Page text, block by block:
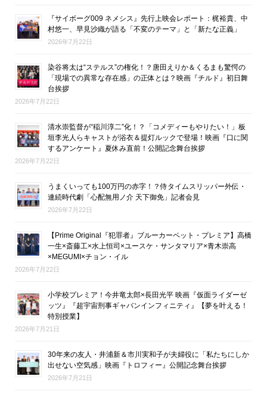
『サイボーグ009 ネメシス』先行上映会レポート：梶裕貴、中
村悠一、早見沙織が語る「不変のテーマ」と「新たな正義」
2026年7月22日
染谷将太は“ステルス”の権化！？唐田えりか＆くるまも驚愕の
「現場での異常な存在感」の正体とは？映画『チルド』初日舞
台挨拶
2026年7月22日
清水崇監督が“稲川淳二”化！？「コメディーもやりたい！」板
垣李光人らキャストが浴衣＆提灯ルックで登場！映画『口に関
するアンケート』夏休み直前！公開記念舞台挨拶
2026年7月22日
うまくいっても100万円の赤字！？侍タイムスリッパー外伝・
連続時代劇「心配無用ノ介 天下御免」記者会見
2026年7月22日
【Prime Original『犯罪者』ブルーカーペット・プレミア】高橋
一生×斎藤工×水上恒司×ユースケ・サンタマリア×青木崇高
×MEGUMI×チョン・イル
2026年7月22日
小学校プレミア！今井竜太郎×長田光平 映画『仮面ライダーゼ
ッツ』『超宇宙刑事ギャバンインフィニティ』【夢を叶える！
特別授業】
2026年7月21日
30年来の友人・井浦新＆市川実和子が夫婦役に「私たちにしか
出せない空気感」映画『トロフィー』公開記念舞台挨拶
2026年7月21日